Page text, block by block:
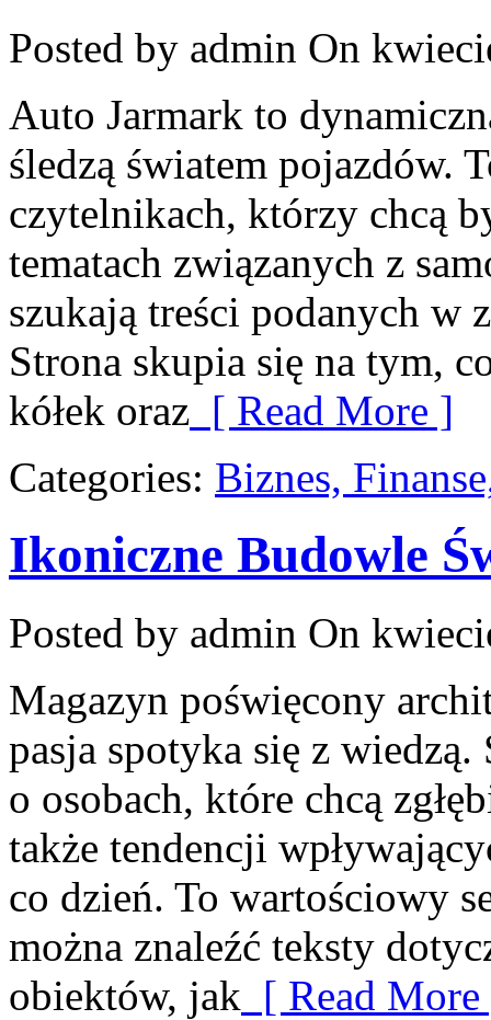
Posted by admin On
Auto Jarmark to
śledzą światem pojazdów.
czytelnikach, którzy chcą
tematach związanych z
szukają treści podanych w
Strona skupia się na tym,
kółek oraz [ Read More ]
Categories: Biznes,
Ikoniczne Budowle
Posted by admin On
Magazyn poświęcony
pasja spotyka się z wiedzą.
o osobach, które chcą
także tendencji
co dzień. To wartościowy
można znaleźć teksty
obiektów, jak [ Read